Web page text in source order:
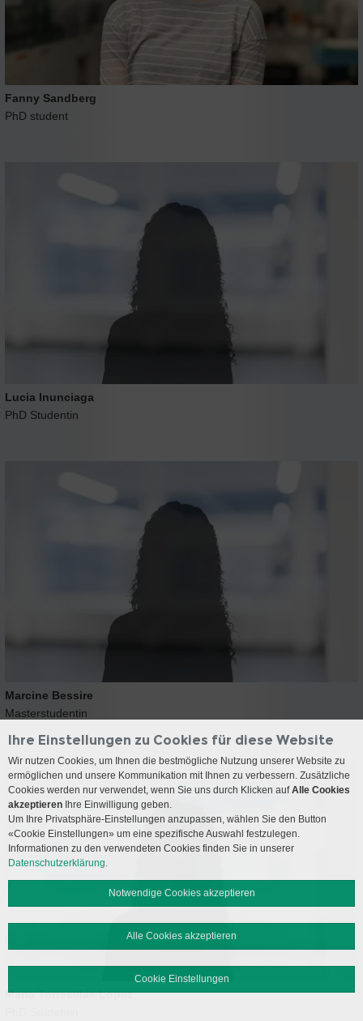
Fanny Sandberg
PhD student
Lucia Inunciaga
PhD Studentin
Marcine Bessire
Masterstudentin
Maria Torrecillas Lopez
Ihre Einstellungen zu Cookies für diese Website
Wir nutzen Cookies, um Ihnen die bestmögliche Nutzung unserer Website zu
ermöglichen und unsere Kommunikation mit Ihnen zu verbessern. Zusätzliche
Cookies werden nur verwendet, wenn Sie uns durch Klicken aufAlle Cookies
akzeptieren Ihre Einwilligung geben.
Um Ihre Privatsphäre-Einstellungen anzupassen, wählen Sie den Button
«Cookie Einstellungen» um eine spezifische Auswahl festzulegen.
Informationen zu den verwendeten Cookies finden Sie in unserer
Datenschutzerklärung.
Notwendige Cookies akzeptieren
Alle Cookies akzeptieren
Cookie Einstellungen